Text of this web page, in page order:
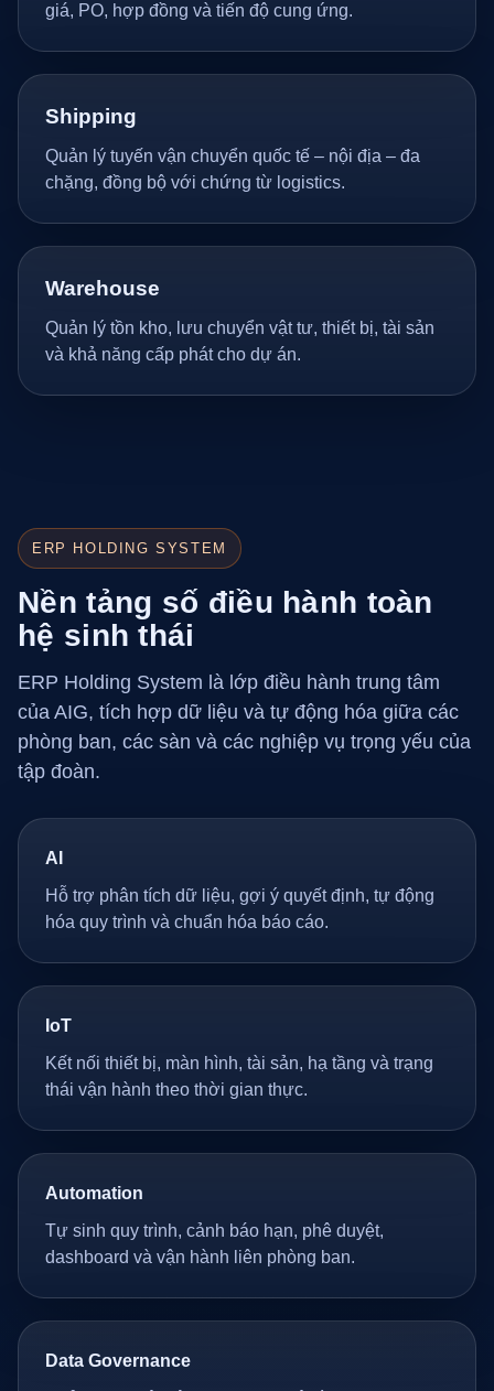
giá, PO, hợp đồng và tiến độ cung ứng.
Shipping
Quản lý tuyến vận chuyển quốc tế – nội địa – đa
chặng, đồng bộ với chứng từ logistics.
Warehouse
Quản lý tồn kho, lưu chuyển vật tư, thiết bị, tài sản
và khả năng cấp phát cho dự án.
ERP HOLDING SYSTEM
Nền tảng số điều hành toàn
hệ sinh thái
ERP Holding System là lớp điều hành trung tâm
của AIG, tích hợp dữ liệu và tự động hóa giữa các
phòng ban, các sàn và các nghiệp vụ trọng yếu của
tập đoàn.
AI
Hỗ trợ phân tích dữ liệu, gợi ý quyết định, tự động
hóa quy trình và chuẩn hóa báo cáo.
IoT
Kết nối thiết bị, màn hình, tài sản, hạ tầng và trạng
thái vận hành theo thời gian thực.
Automation
Tự sinh quy trình, cảnh báo hạn, phê duyệt,
dashboard và vận hành liên phòng ban.
Data Governance